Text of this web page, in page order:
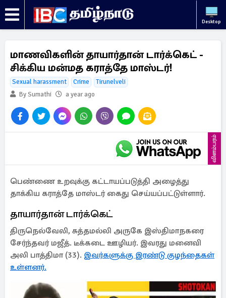
Desktop
மாணவிகளின் தாயார்தான் டார்க்கெட் -
சிக்கிய மன்மத கராத்தே மாஸ்டர்!
Sexual harassment Crime
Tirunelveli
By Sumathi
a year ago
விளம்பரம்
பெண்ணை உறவுக்கு கட்டாயப்படுத்தி அழைத்து
தாக்கிய கராத்தே மாஸ்டர் கைது செய்யப்பட்டுள்ளார்.
தாயார்தான் டார்க்கெட்
திருநெல்வேலி, சுத்தமல்லி அருகே இஸ்திமாநகரை
சேர்ந்தவர் மஜீத். டீக்கடை ஊழியர். இவரது மனைவி
அலி பாத்திமா (33). இவர்களுக்கு இரண்டு குழந்தைகள்
உள்ளனர்.